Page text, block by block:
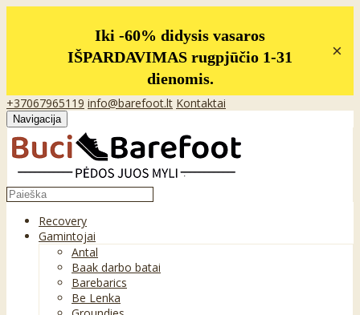
Iki -60% didysis vasaros
IŠPARDAVIMAS rugpjūčio 1-31
dienomis.
×
+37067965119 info@barefoot.lt Kontaktai
Navigacija
Recovery
Gamintojai
Antal
Baak darbo batai
Barebarics
Be Lenka